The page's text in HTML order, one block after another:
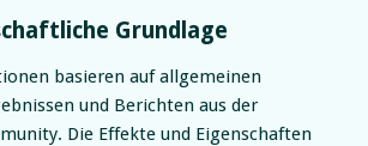
Grundlage
basieren auf allgemeinen
und Berichten aus der
Die Effekte und Eigenschaften